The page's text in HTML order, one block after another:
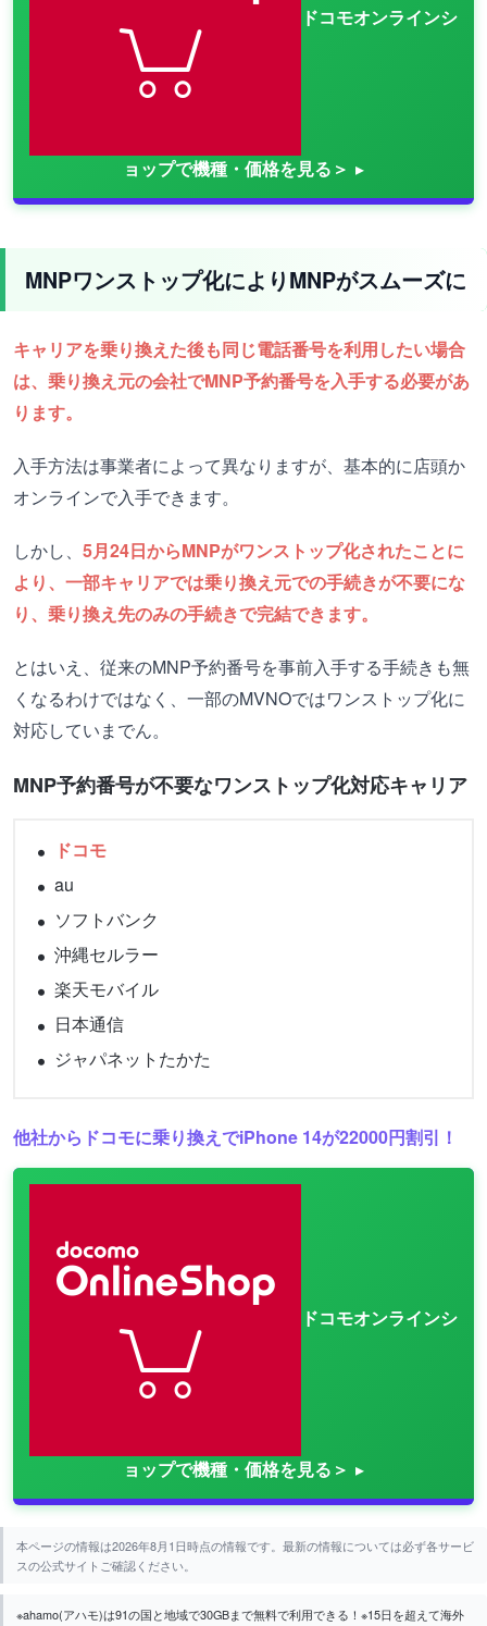
ドコモオンラインシ
ョップで機種・価格を見る＞
MNPワンストップ化によりMNPがスムーズに
キャリアを乗り換えた後も同じ電話番号を利用したい場合
は、乗り換え元の会社でMNP予約番号を入手する必要があ
ります。
入手方法は事業者によって異なりますが、基本的に店頭か
オンラインで入手できます。
しかし、 5月24日からMNPがワンストップ化されたことに
より、一部キャリアでは乗り換え元での手続きが不要にな
り、乗り換え先のみの手続きで完結できます。
とはいえ、従来のMNP予約番号を事前入手する手続きも無
くなるわけではなく、一部のMVNOではワンストップ化に
対応していまでん。
MNP予約番号が不要なワンストップ化対応キャリア
ドコモ
au
ソフトバンク
沖縄セルラー
楽天モバイル
日本通信
ジャパネットたかた
他社からドコモに乗り換えでiPhone 14が22000円割引！
ドコモオンラインシ
ョップで機種・価格を見る＞
本ページの情報は2026年8月1日時点の情報です。最新の情報については必ず各サービ
スの公式サイトご確認ください。
※ahamo(アハモ)は91の国と地域で30GBまで無料で利用できる！※15日を超えて海外